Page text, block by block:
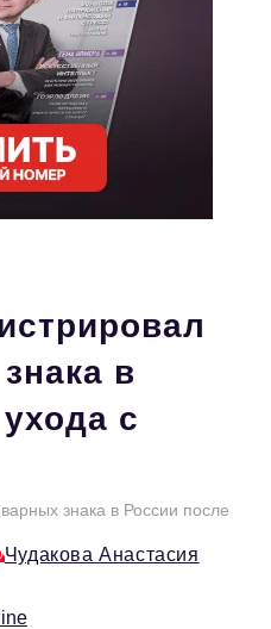
в
с
знака в России после
Чудакова Анастасия